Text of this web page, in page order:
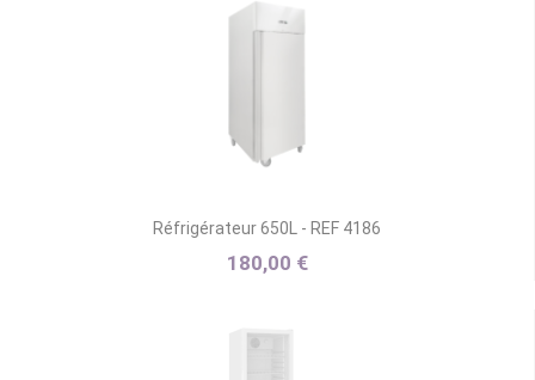
Réfrigérateur 650L - REF 4186
180,00 €